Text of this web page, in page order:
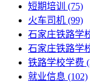
短期培训
(75)
火车司机 (99)
石家庄铁路学
石家庄铁路学
铁路学校学费
就业信息 (102)